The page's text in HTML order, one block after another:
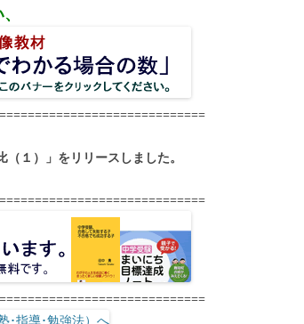
１）」をリリースしました。